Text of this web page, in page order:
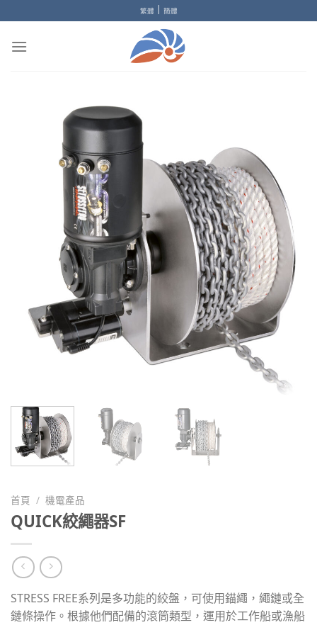
to
content
繁體 | 簡體
首頁 / 機電產品
QUICK絞繩器SF
STRESS FREE系列是多功能的絞盤，可使用錨繩，繩鏈或全
鏈條操作。根據他們配備的滾筒類型，運用於工作船或漁船